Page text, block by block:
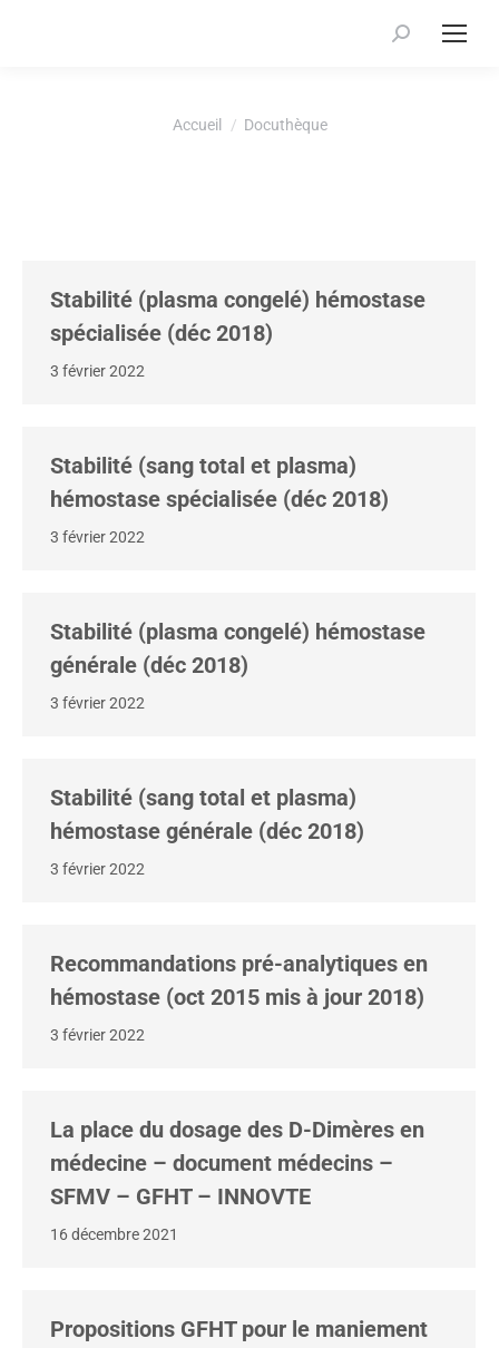
Recherche
Accueil Docuthèque
Stabilité (plasma congelé) hémostase
spécialisée (déc 2018)
3 février 2022
Stabilité (sang total et plasma)
hémostase spécialisée (déc 2018)
3 février 2022
Stabilité (plasma congelé) hémostase
générale (déc 2018)
3 février 2022
Stabilité (sang total et plasma)
hémostase générale (déc 2018)
3 février 2022
Recommandations pré-analytiques en
hémostase (oct 2015 mis à jour 2018)
3 février 2022
La place du dosage des D-Dimères en
médecine – document médecins –
SFMV – GFHT – INNOVTE
16 décembre 2021
Propositions GFHT pour le maniement